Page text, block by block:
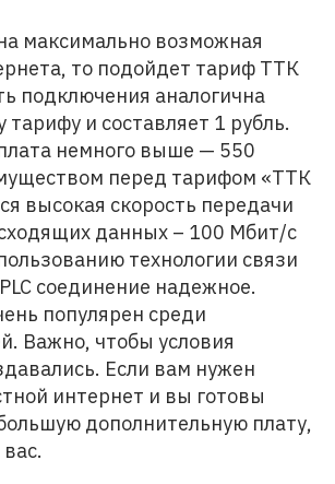
максимально возможная
то подойдет тариф ТТК
подключения аналогична
и составляет 1 рубль.
немного выше — 550
перед тарифом «ТТК
высокая скорость передачи
данных – 100 Мбит/с
технологии связи
соединение надежное.
популярен среди
Важно, чтобы условия
Если вам нужен
интернет и вы готовы
дополнительную плату,